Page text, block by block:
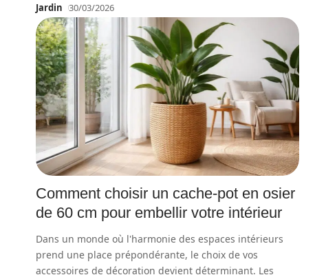
Jardin 30/03/2026
Comment choisir un cache-pot en osier
de 60 cm pour embellir votre intérieur
Dans un monde où l'harmonie des espaces intérieurs
prend une place prépondérante, le choix de vos
accessoires de décoration devient déterminant. Les